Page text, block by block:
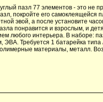
пазл 77 элементов - это не
покройте его самоклеящейся
эвой, а после установите
понравится и взрослым, и
любого интерьера. В наборе:
ЭВА. Требуется 1 батарейка
материалы, металл.